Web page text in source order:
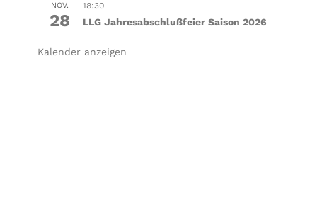
NOV.
28
18:30
LLG Jahresabschlußfeier Saison 2026
Kalender anzeigen